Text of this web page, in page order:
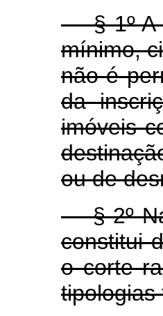
§ 1º A
mínimo,
não é
da
imóveis
ou de
§ 2º
constitui
o corte
tipologias